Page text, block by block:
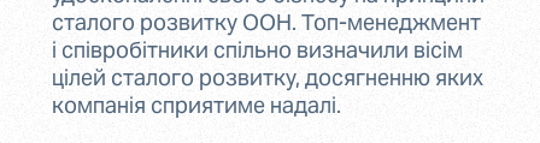
сталого розвитку ООН. Топ-менеджмент
і співробітники спільно визначили вісім
цілей сталого розвитку, досягненню яких
компанія сприятиме надалі.